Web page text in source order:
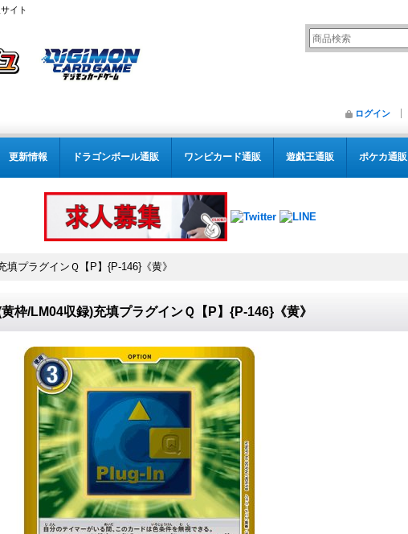
イト
ログイン
更新情報 ドラゴンボール通販 ワンピカード通販 遊戯王通販 ポケカ通販
填プラグインＱ【P】{P-146}《黄》
枠/LM04収録)充填プラグインＱ【P】{P-146}《黄》